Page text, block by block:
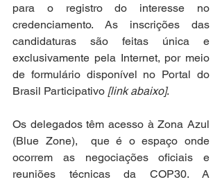
para o registro do interesse no
credenciamento. As inscrições das
candidaturas são feitas única e
exclusivamente pela Internet, por meio
de formulário disponível no Portal do
Brasil Participativo [link abaixo].
Os delegados têm acesso à Zona Azul
(Blue Zone),  que é o espaço onde
ocorrem as negociações oficiais e
reuniões técnicas da COP30. A